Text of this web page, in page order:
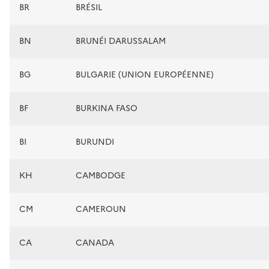
BR BRÉSIL
BN BRUNÉI DARUSSALAM
BG BULGARIE (UNION EUROPÉENNE)
BF BURKINA FASO
BI BURUNDI
KH CAMBODGE
CM CAMEROUN
CA CANADA